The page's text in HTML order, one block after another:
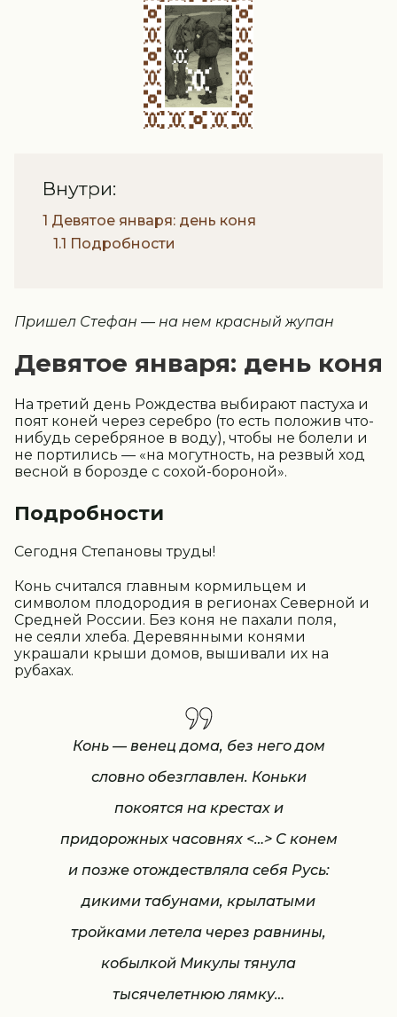
Внутри:
1 Девятое января: день коня
1.1 Подробности
Пришел Стефан — на нем красный жупан
Девятое января: день коня
На третий день Рождества выбирают пастуха и
поят коней через серебро (то есть положив что-
нибудь серебряное в воду), чтобы не болели и
не портились — «на могутность, на резвый ход
весной в борозде с сохой-бороной».
Подробности
Сегодня Степановы труды!
Конь считался главным кормильцем и
символом плодородия в регионах Северной и
Средней России. Без коня не пахали поля,
не сеяли хлеба. Деревянными конями
украшали крыши домов, вышивали их на
рубахах.
Конь — венец дома, без него дом
словно обезглавлен. Коньки
покоятся на крестах и
придорожных часовнях <…> С конем
и позже отождествляла себя Русь:
дикими табунами, крылатыми
тройками летела через равнины,
кобылкой Микулы тянула
тысячелетнюю лямку…